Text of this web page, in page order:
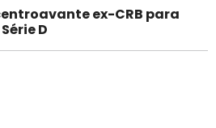
ex-CRB para
D